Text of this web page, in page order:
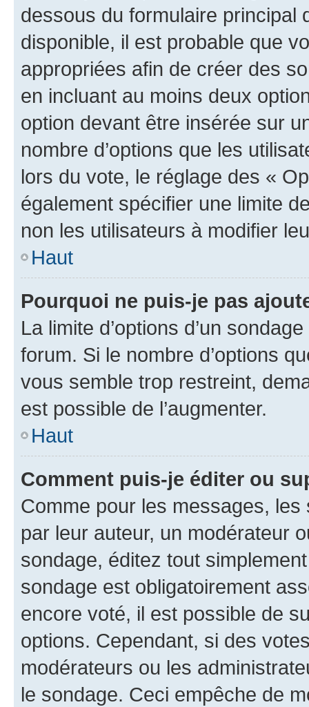
dessous du formulaire principal
disponible, il est probable que
appropriées afin de créer des
en incluant au moins deux
option devant être insérée sur
nombre d’options que les
lors du vote, le réglage des «
également spécifier une limite
non les utilisateurs à modifier
Haut
Pourquoi ne puis-je pas
La limite d’options d’un
forum. Si le nombre d’options
vous semble trop restreint,
est possible de l’augmenter.
Haut
Comment puis-je éditer ou
Comme pour les messages,
par leur auteur, un modérateur
sondage, éditez tout
sondage est obligatoirement
encore voté, il est possible de
options. Cependant, si des
modérateurs ou les
le sondage. Ceci empêche de